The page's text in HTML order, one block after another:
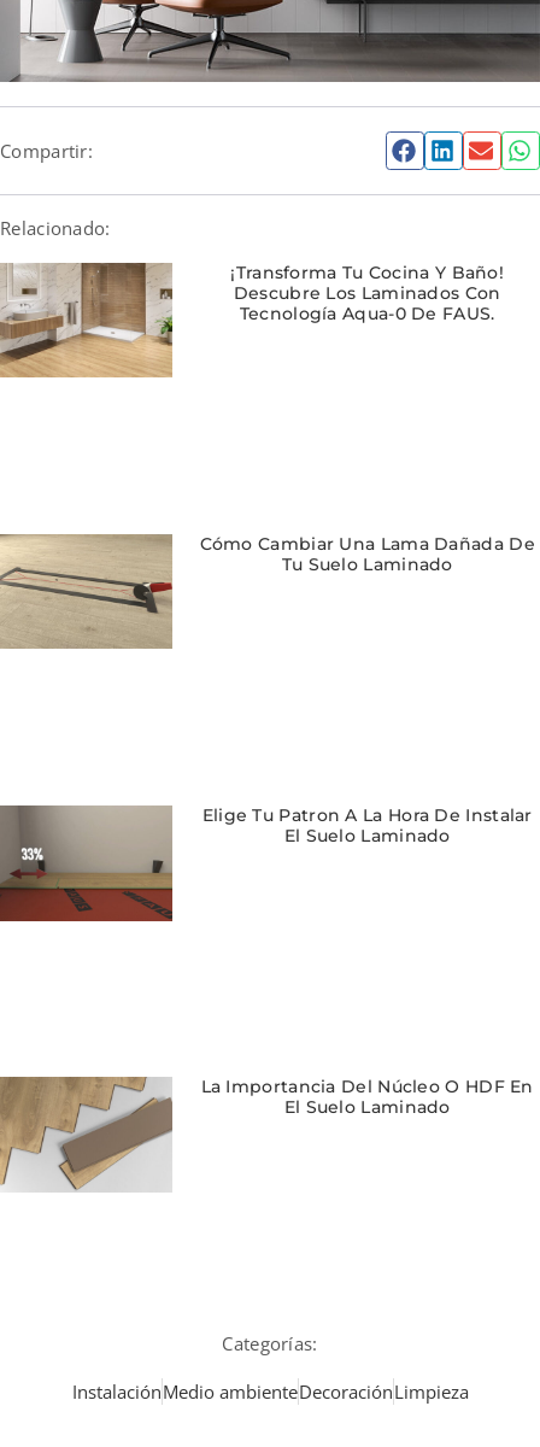
Compartir:
Relacionado:
¡Transforma Tu Cocina Y Baño!
Descubre Los Laminados Con
Tecnología Aqua-0 De FAUS.
Cómo Cambiar Una Lama Dañada De
Tu Suelo Laminado
Elige Tu Patron A La Hora De Instalar
El Suelo Laminado
La Importancia Del Núcleo O HDF En
El Suelo Laminado
Categorías:
InstalaciónMedio ambienteDecoraciónLimpieza